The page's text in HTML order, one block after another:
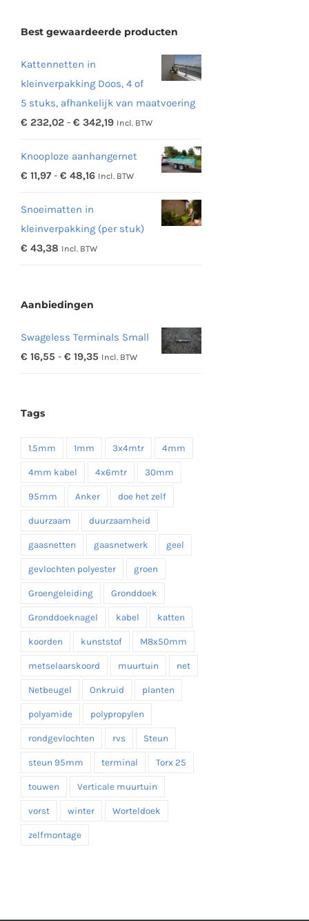
Best gewaardeerde producten
Kattennetten in
kleinverpakking Doos, 4 of
5 stuks, afhankelijk van maatvoering
€ 232,02 - € 342,19Prijsklasse:
tot
€ 342,19
Incl. BTW
Knooploze aanhangernet
€ 11,97 - € 48,16Prijsklasse:
€ 48,16
Incl. BTW
Snoeimatten in
kleinverpakking (per stuk)
€ 43,38 Incl. BTW
Aanbiedingen
Swageless Terminals Small
€ 16,55 - € 19,35 Prijsklasse:
Incl. BTW
Tags
1.5mm 1mm 3x4mtr 4mm
4mm kabel 4x6mtr 30mm
95mm Anker doe het zelf
duurzaam duurzaamheid
gaasnetten gaasnetwerk geel
gevlochten polyester groen
Groengeleiding Gronddoek
Gronddoeknagel kabel katten
koorden kunststof M8x50mm
metselaarskoord muurtuin net
Netbeugel Onkruid planten
polyamide polypropylen
rondgevlochten rvs Steun
steun 95mm terminal Torx 25
touwen Verticale muurtuin
vorst winter Worteldoek
zelfmontage